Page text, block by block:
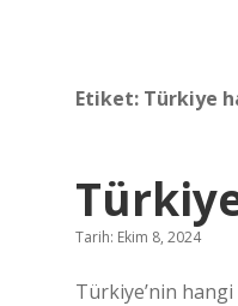
Etiket: Türkiye
Tarih: Ekim 8, 2024
Türkiye’nin hangi